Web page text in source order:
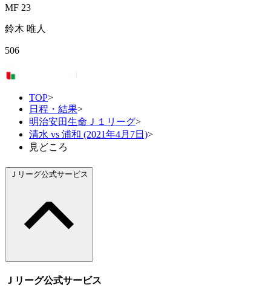
MF 23
鈴木 唯人
506
TOP>
日程・結果>
明治安田生命Ｊ１リーグ>
清水 vs 浦和 (2021年4月7日)>
見どころ
Ｊリーグ公式サービス
Ｊリーグ公式サービス